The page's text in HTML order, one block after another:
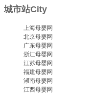
城市站City
上海母婴网
北京母婴网
广东母婴网
浙江母婴网
江苏母婴网
福建母婴网
湖南母婴网
江西母婴网